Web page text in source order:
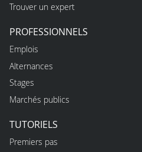
Trouver un expert
PROFESSIONNELS
Emplois
Alternances
Stages
Marchés publics
TUTORIELS
Premiers pas